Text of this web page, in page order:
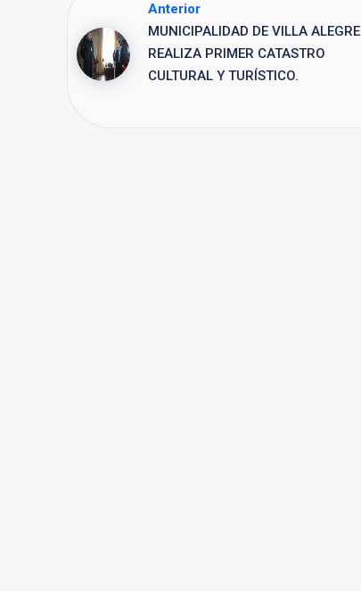
Anterior
MUNICIPALIDAD DE VILLA ALEGRE
REALIZA PRIMER CATASTRO
CULTURAL Y TURÍSTICO.